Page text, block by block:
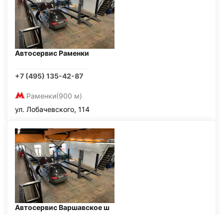
Автосервис Раменки
+7 (495) 135-42-87
Раменки(900 м)
ул. Лобачевского, 114
Автосервис Варшавское ш